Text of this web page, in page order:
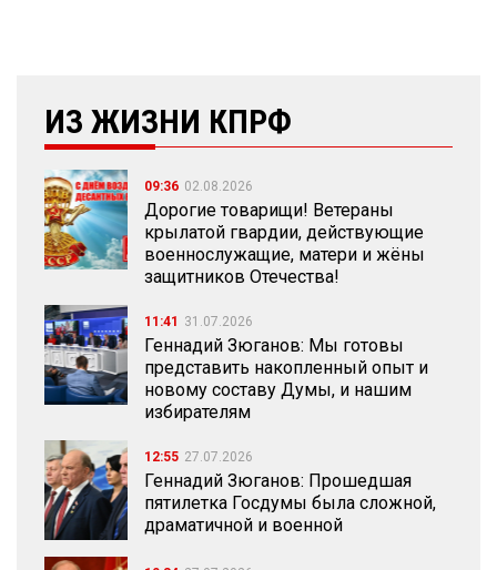
ИЗ ЖИЗНИ КПРФ
09:36 02.08.2026
Дорогие товарищи! Ветераны
крылатой гвардии, действующие
военнослужащие, матери и жёны
защитников Отечества!
11:41 31.07.2026
Геннадий Зюганов: Мы готовы
представить накопленный опыт и
новому составу Думы, и нашим
избирателям
12:55 27.07.2026
Геннадий Зюганов: Прошедшая
пятилетка Госдумы была сложной,
драматичной и военной